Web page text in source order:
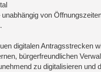
von
digitalen Antragsstrecken
bürgerfreundlichen
zu digitalisieren und